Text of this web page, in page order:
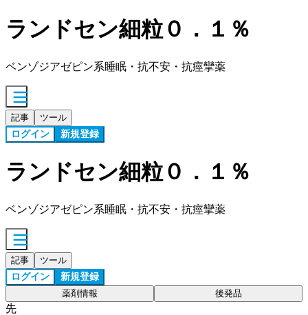
ランドセン細粒０．１％
ベンゾジアゼピン系睡眠・抗不安・抗痙攣薬
記事 ツール
ログイン 新規登録
ランドセン細粒０．１％
ベンゾジアゼピン系睡眠・抗不安・抗痙攣薬
記事 ツール
ログイン 新規登録
薬剤情報 後発品
先